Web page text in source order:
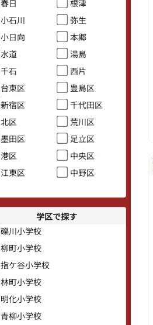
小石川
弥生
小日向
本郷
水道
湯島
千石
西片
台東区
豊島区
新宿区
千代田区
北区
荒川区
墨田区
足立区
港区
中央区
江東区
中野区
学区で探す
礫川小学校
柳町小学校
指ケ谷小学校
林町小学校
明化小学校
青柳小学校